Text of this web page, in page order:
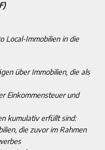
Local-Immobilien in die
über Immobilien, die als
Einkommensteuer und
kumulativ erfüllt sind:
die zuvor im Rahmen